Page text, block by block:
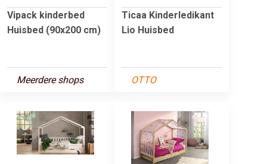
Vipack kinderbed
Huisbed (90x200 cm)
Meerdere shops
Ticaa Kinderledikant
Lio Huisbed
OTTO